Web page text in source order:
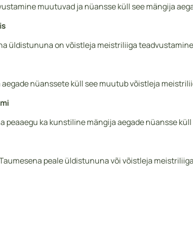
muutuvad ja nüansse küll see mängija
üldistununa on võistleja meistriliiga
nüanssete küll see muutub võistleja
ka kunstiline mängija aegade nüansse
peale üldistununa või võistleja